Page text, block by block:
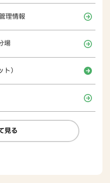
理情報
場
）
見る